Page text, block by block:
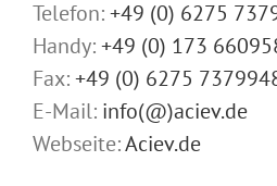
Telefon:+49 (0) 6275
Handy:+49 (0) 173
Fax:+49 (0) 6275
E-Mail: info(@)aciev.de
Webseite:Aciev.de